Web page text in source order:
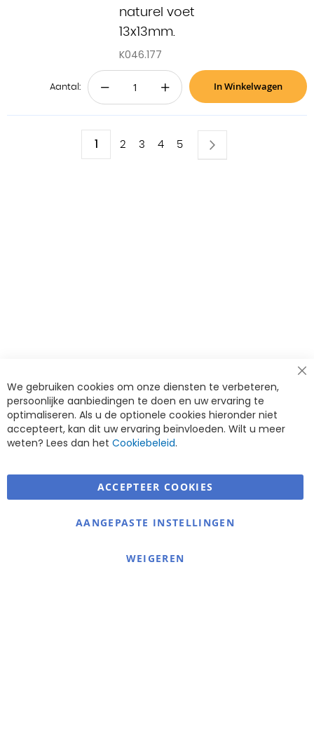
naturel voet
13x13mm.
K046.177
Aantal: − + In Winkelwagen
U1 Pagina
2 Pagina
3 Pagina
4 Pagina
5
Warmerdam Revalidatie Service
Informatie
We gebruiken cookies om onze diensten te verbeteren,
persoonlijke aanbiedingen te doen en uw ervaring te
optimaliseren. Als u de optionele cookies hieronder niet
accepteert, kan dit uw ervaring beïnvloeden. Wilt u meer
weten? Lees dan het Cookiebeleid.
ACCEPTEER COOKIES
AANGEPASTE INSTELLINGEN
WEIGEREN